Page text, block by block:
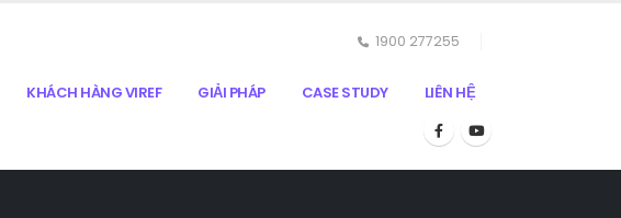
1900 277255
KHÁCH HÀNG VIREF GIẢI PHÁP CASE STUDY LIÊN HỆ